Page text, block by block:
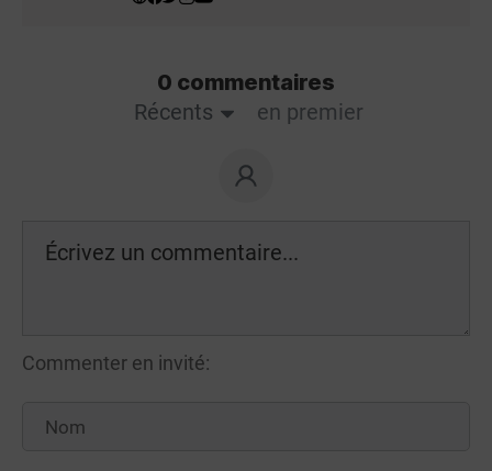
0 commentaires
Récents
en premier
Commenter en invité: